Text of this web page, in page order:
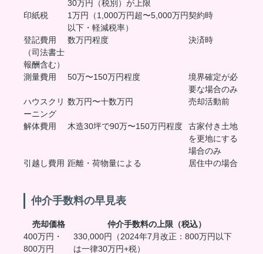
30万円（税別）が上限
印紙税
1万円（1,000万円超〜5,000万円
以下・軽減税率）
契約時
登記費用
（司法書士
報酬含む）
数万円程度 決済時
測量費用 50万〜150万円程度
境界確定が必
要な場合のみ
ハウスクリ
ーニング
数万円〜十数万円 売却活動前
解体費用 木造30坪で90万〜150万円程度
古家付き土地
を更地にする
場合のみ
引越し費用 距離・荷物量による 居住中の場合
仲介手数料の早見表
売却価格
仲介手数料の上限（税込）
400万円・
800万円
330,000円（2024年7月改正：800万円以下
は一律30万円+税）